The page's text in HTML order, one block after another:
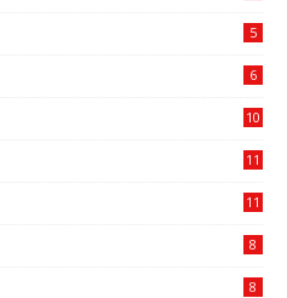
5
6
10
11
11
8
8